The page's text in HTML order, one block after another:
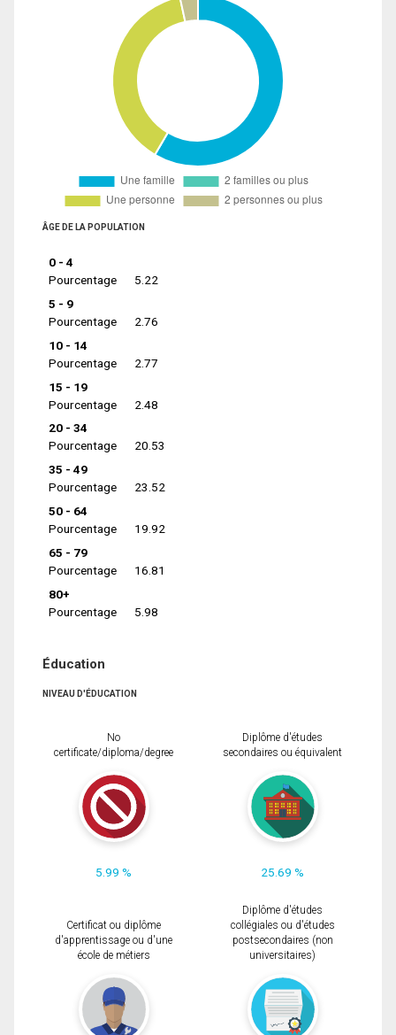
ÂGE DE LA POPULATION
0 - 4
Pourcentage
5.22
5 - 9
Pourcentage
2.76
10 - 14
Pourcentage
2.77
15 - 19
Pourcentage
2.48
20 - 34
Pourcentage
20.53
35 - 49
Pourcentage
23.52
50 - 64
Pourcentage
19.92
65 - 79
Pourcentage
16.81
80+
Pourcentage
5.98
Éducation
NIVEAU D'ÉDUCATION
No
certificate/diploma/degree
5.99 %
Diplôme d'études
secondaires ou équivalent
25.69 %
Certificat ou diplôme
d'apprentissage ou d'une
école de métiers
Diplôme d'études
collégiales ou d'études
postsecondaires (non
universitaires)